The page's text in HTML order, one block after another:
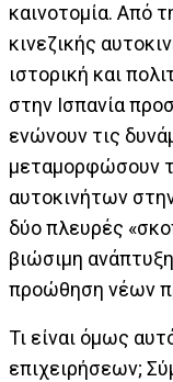
καινοτομία. Από
κινεζικής
ιστορική και
στην Ισπανία
ενώνουν τις
μεταμορφώσουν
αυτοκινήτων
δύο πλευρές
βιώσιμη
προώθηση νέων
Τι είναι όμως
επιχειρήσεων;